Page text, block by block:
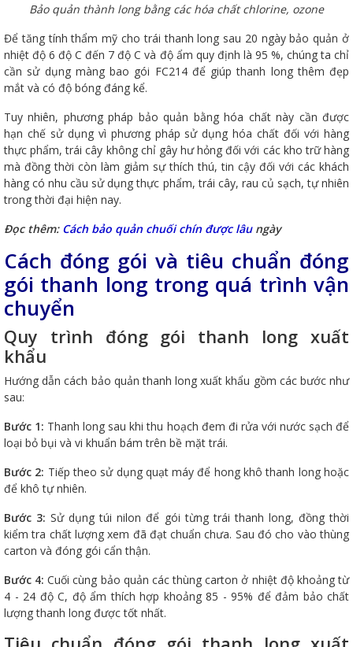
Bảo quản thành long bằng các hóa chất chlorine, ozone
Để tăng tính thẩm mỹ cho trái thanh long sau 20 ngày bảo quản ở
nhiệt độ 6 độ C đến 7 độ C và độ ẩm quy định là 95 %, chúng ta chỉ
cần sử dụng màng bao gói FC214 để giúp thanh long thêm đẹp
mắt và có độ bóng đáng kể.
Tuy nhiên, phương pháp bảo quản bằng hóa chất này cần được
hạn chế sử dụng vì phương pháp sử dụng hóa chất đối với hàng
thực phẩm, trái cây không chỉ gây hư hỏng đối với các kho trữ hàng
mà đồng thời còn làm giảm sự thích thú, tin cậy đối với các khách
hàng có nhu cầu sử dụng thực phẩm, trái cây, rau củ sạch, tự nhiên
trong thời đại hiện nay.
Đọc thêm: Cách bảo quản chuối chín được lâungày
Cách đóng gói và tiêu chuẩn đóng
gói thanh long trong quá trình vận
chuyển
Quy trình đóng gói thanh long xuất
khẩu
Hướng dẫn cách bảo quản thanh long xuất khẩu gồm các bước như
sau:
Bước 1: Thanh long sau khi thu hoạch đem đi rửa với nước sạch để
loại bỏ bụi và vi khuẩn bám trên bề mặt trái.
Bước 2: Tiếp theo sử dụng quạt máy để hong khô thanh long hoặc
để khô tự nhiên.
Bước 3: Sử dụng túi nilon để gói từng trái thanh long, đồng thời
kiểm tra chất lượng xem đã đạt chuẩn chưa. Sau đó cho vào thùng
carton và đóng gói cẩn thận.
Bước 4: Cuối cùng bảo quản các thùng carton ở nhiệt độ khoảng từ
4 - 24 độ C, độ ẩm thích hợp khoảng 85 - 95% để đảm bảo chất
lượng thanh long được tốt nhất.